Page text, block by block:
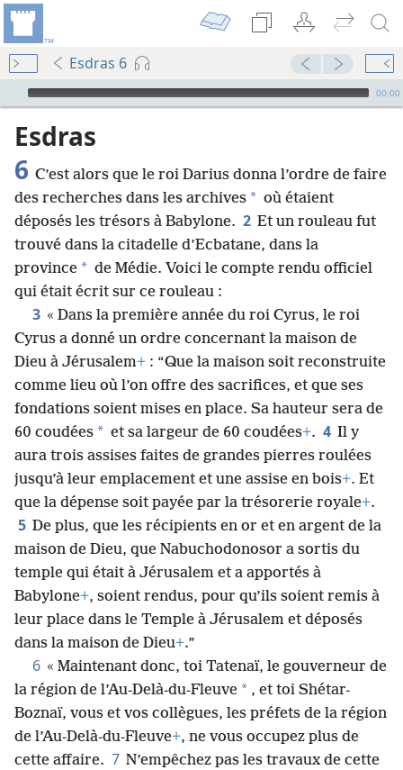
Esdras 6
Audio Player
00:00
Esdras
6 C’est alors que le roi Darius donna l’ordre de faire
des recherches dans les archives * où étaient
déposés les trésors à Babylone. 2 Et un rouleau fut
trouvé dans la citadelle d’Ecbatane, dans la
province * de Médie. Voici le compte rendu officiel
qui était écrit sur ce rouleau :
3 « Dans la première année du roi Cyrus, le roi
Cyrus a donné un ordre concernant la maison de
Dieu à Jérusalem+ : “Que la maison soit reconstruite
comme lieu où l’on offre des sacrifices, et que ses
fondations soient mises en place. Sa hauteur sera de
60 coudées * et sa largeur de 60 coudées+. 4 Il y
aura trois assises faites de grandes pierres roulées
jusqu’à leur emplacement et une assise en bois+. Et
que la dépense soit payée par la trésorerie royale+.
5 De plus, que les récipients en or et en argent de la
maison de Dieu, que Nabuchodonosor a sortis du
temple qui était à Jérusalem et a apportés à
Babylone+, soient rendus, pour qu’ils soient remis à
leur place dans le Temple à Jérusalem et déposés
dans la maison de Dieu+.”
6 « Maintenant donc, toi Tatenaï, le gouverneur de
la région de l’Au-Delà-du-Fleuve * , et toi Shétar-
Boznaï, vous et vos collègues, les préfets de la région
de l’Au-Delà-du-Fleuve+, ne vous occupez plus de
cette affaire. 7 N’empêchez pas les travaux de cette